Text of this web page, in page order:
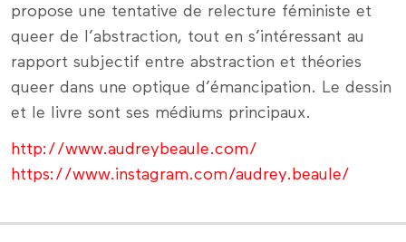
propose une tentative de relecture féministe et
queer de l’abstraction, tout en s’intéressant au
rapport subjectif entre abstraction et théories
queer dans une optique d’émancipation. Le dessin
et le livre sont ses médiums principaux.
http://www.audreybeaule.com/
https://www.instagram.com/audrey.beaule/